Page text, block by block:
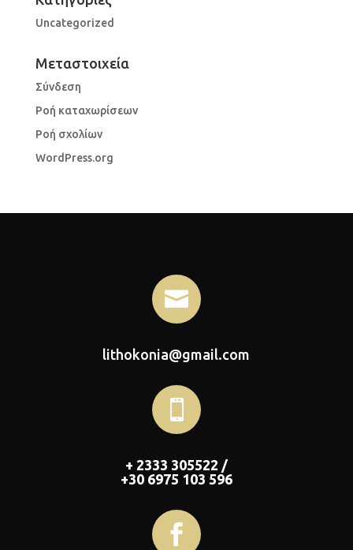
Uncategorized
Μεταστοιχεία
Σύνδεση
Ροή καταχωρίσεων
Ροή σχολίων
WordPress.org

lithokonia@gmail.com

+ 2333 305522 /
+30 6975 103 596
